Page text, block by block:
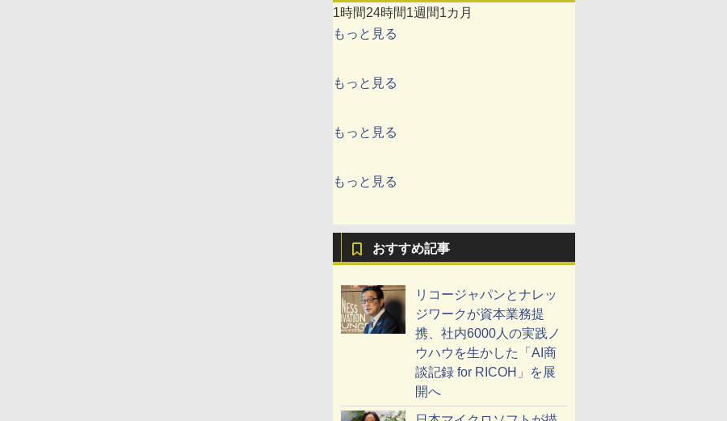
1時間24時間1週間1カ月
もっと見る
もっと見る
もっと見る
もっと見る
おすすめ記事
リコージャパンとナレッ
ジワークが資本業務提
携、社内6000人の実践ノ
ウハウを生かした「AI商
談記録 for RICOH」を展
開へ